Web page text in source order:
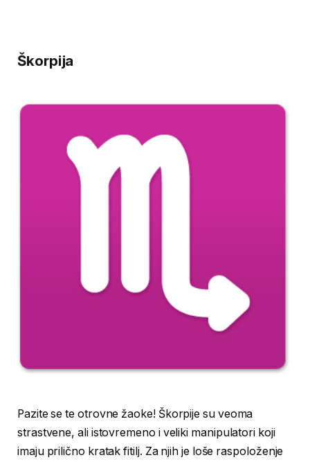
Škorpija
Pazite se te otrovne žaoke! Škorpije su veoma
strastvene, ali istovremeno i veliki manipulatori koji
imaju prilično kratak fitilj. Za njih je loše raspoloženje